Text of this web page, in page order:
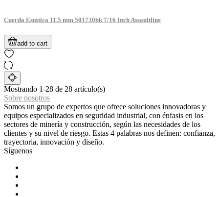
Cuerda Estática 11.5 mm 501730bk 7/16 Inch Assaultline
add to cart
Mostrando 1-28 de 28 artículo(s)
Sobre nosotros
Somos un grupo de expertos que ofrece soluciones innovadoras y
equipos especializados en seguridad industrial, con énfasis en los
sectores de minería y construcción, según las necesidades de los
clientes y su nivel de riesgo. Estas 4 palabras nos definen: confianza,
trayectoria, innovación y diseño.
Síguenos